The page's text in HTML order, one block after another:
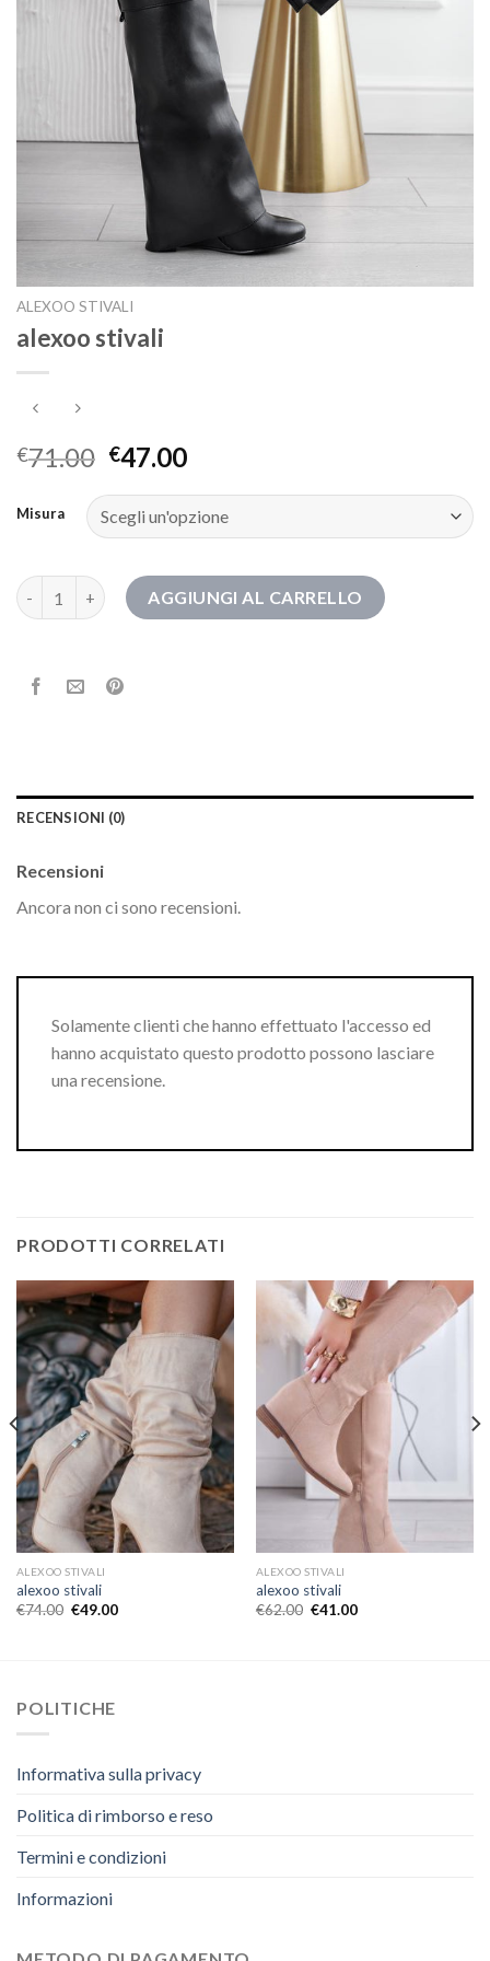
ALEXOO STIVALI
alexoo stivali
€71.00 €47.00
Misura
alexoo stivali quantitàAGGIUNGI AL CARRELLO
RECENSIONI (0)
Recensioni
Ancora non ci sono recensioni.
Solamente clienti che hanno effettuato l'accesso ed
hanno acquistato questo prodotto possono lasciare
una recensione.
PRODOTTI CORRELATI
ALEXOO STIVALI
alexoo stivali
€74.00 €49.00
ALEXOO STIVALI
alexoo stivali
€62.00 €41.00
POLITICHE
Informativa sulla privacy
Politica di rimborso e reso
Termini e condizioni
Informazioni